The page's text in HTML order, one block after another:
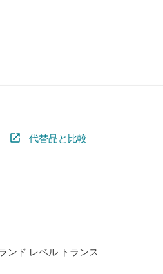
代替品と比較
ンド レベル トランス